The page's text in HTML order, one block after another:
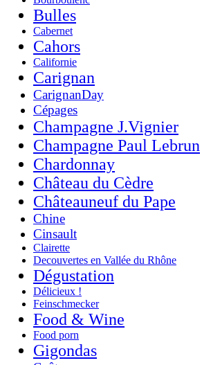
Bulles
Cabernet
Cahors
Californie
Carignan
CarignanDay
Cépages
Champagne J.Vignier
Champagne Paul Lebrun
Chardonnay
Château du Cèdre
Châteauneuf du Pape
Chine
Cinsault
Clairette
Decouvertes en Vallée du Rhône
Dégustation
Délicieux !
Feinschmecker
Food & Wine
Food porn
Gigondas